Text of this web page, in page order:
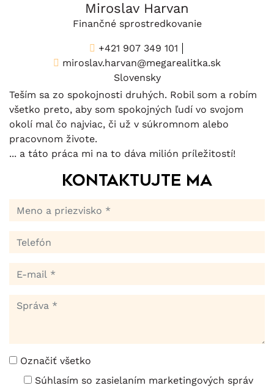
Miroslav Harvan
Finančné sprostredkovanie
+421 907 349 101
miroslav.harvan@megarealitka.sk
Slovensky
Teším sa zo spokojnosti druhých. Robil som a robím
všetko preto, aby som spokojných ľudí vo svojom
okolí mal čo najviac, či už v súkromnom alebo
pracovnom živote.
... a táto práca mi na to dáva milión príležitostí!
Kontaktujte ma
Označiť všetko
Súhlasím so zasielaním marketingových správ